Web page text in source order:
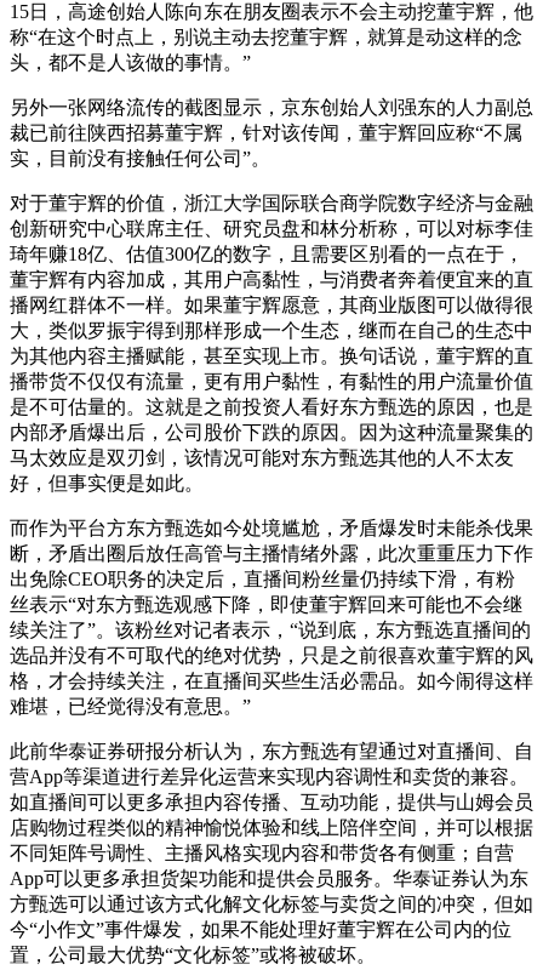
15日，高途创始人陈向东在朋友圈表示不会主动挖董宇辉，他
称“在这个时点上，别说主动去挖董宇辉，就算是动这样的念
头，都不是人该做的事情。”
另外一张网络流传的截图显示，京东创始人刘强东的人力副总
裁已前往陕西招募董宇辉，针对该传闻，董宇辉回应称“不属
实，目前没有接触任何公司”。
对于董宇辉的价值，浙江大学国际联合商学院数字经济与金融
创新研究中心联席主任、研究员盘和林分析称，可以对标李佳
琦年赚18亿、估值300亿的数字，且需要区别看的一点在于，
董宇辉有内容加成，其用户高黏性，与消费者奔着便宜来的直
播网红群体不一样。如果董宇辉愿意，其商业版图可以做得很
大，类似罗振宇得到那样形成一个生态，继而在自己的生态中
为其他内容主播赋能，甚至实现上市。换句话说，董宇辉的直
播带货不仅仅有流量，更有用户黏性，有黏性的用户流量价值
是不可估量的。这就是之前投资人看好东方甄选的原因，也是
内部矛盾爆出后，公司股价下跌的原因。因为这种流量聚集的
马太效应是双刃剑，该情况可能对东方甄选其他的人不太友
好，但事实便是如此。
而作为平台方东方甄选如今处境尴尬，矛盾爆发时未能杀伐果
断，矛盾出圈后放任高管与主播情绪外露，此次重重压力下作
出免除CEO职务的决定后，直播间粉丝量仍持续下滑，有粉
丝表示“对东方甄选观感下降，即使董宇辉回来可能也不会继
续关注了”。该粉丝对记者表示，“说到底，东方甄选直播间的
选品并没有不可取代的绝对优势，只是之前很喜欢董宇辉的风
格，才会持续关注，在直播间买些生活必需品。如今闹得这样
难堪，已经觉得没有意思。”
此前华泰证券研报分析认为，东方甄选有望通过对直播间、自
营App等渠道进行差异化运营来实现内容调性和卖货的兼容。
如直播间可以更多承担内容传播、互动功能，提供与山姆会员
店购物过程类似的精神愉悦体验和线上陪伴空间，并可以根据
不同矩阵号调性、主播风格实现内容和带货各有侧重；自营
App可以更多承担货架功能和提供会员服务。华泰证券认为东
方甄选可以通过该方式化解文化标签与卖货之间的冲突，但如
今“小作文”事件爆发，如果不能处理好董宇辉在公司内的位
置，公司最大优势“文化标签”或将被破坏。